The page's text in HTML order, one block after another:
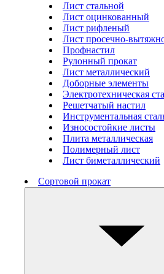
Лист стальной
Лист оцинкованный
Лист рифленый
Лист просечно-
Профнастил
Рулонный прокат
Лист металлический
Доборные элементы
Электротехническая
Решетчатый настил
Инструментальная
Износостойкие листы
Плита металлическая
Полимерный лист
Лист биметаллический
Сортовой прокат